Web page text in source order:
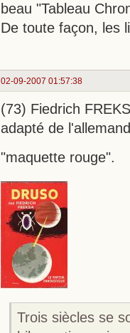
beau "Tableau
De toute façon, les
02-09-2007 01:57:38
(73) Fiedrich
adapté de
"maquette rouge".
Trois siècles se